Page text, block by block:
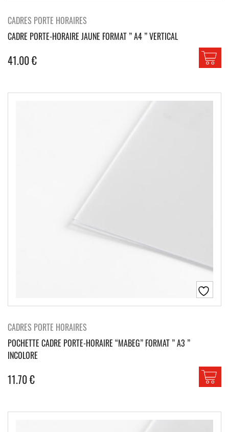
CADRES PORTE HORAIRES
CADRE PORTE-HORAIRE JAUNE FORMAT ” A4 ” VERTICAL
41.00€
CADRES PORTE HORAIRES
POCHETTE CADRE PORTE-HORAIRE “MABEG” FORMAT ” A3 ”
INCOLORE
11.70€